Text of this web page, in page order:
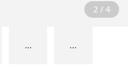
2 / 4
... ...